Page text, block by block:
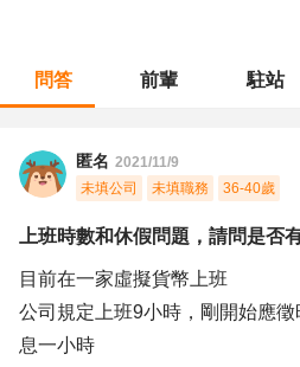
問答 前輩 駐站
匿名 2021/11/9
未填公司
未填職務 36-40歲
上班時數和休假問題，請問是否
目前在一家虛擬貨幣上班
公司規定上班9小時，剛開始應
息一小時